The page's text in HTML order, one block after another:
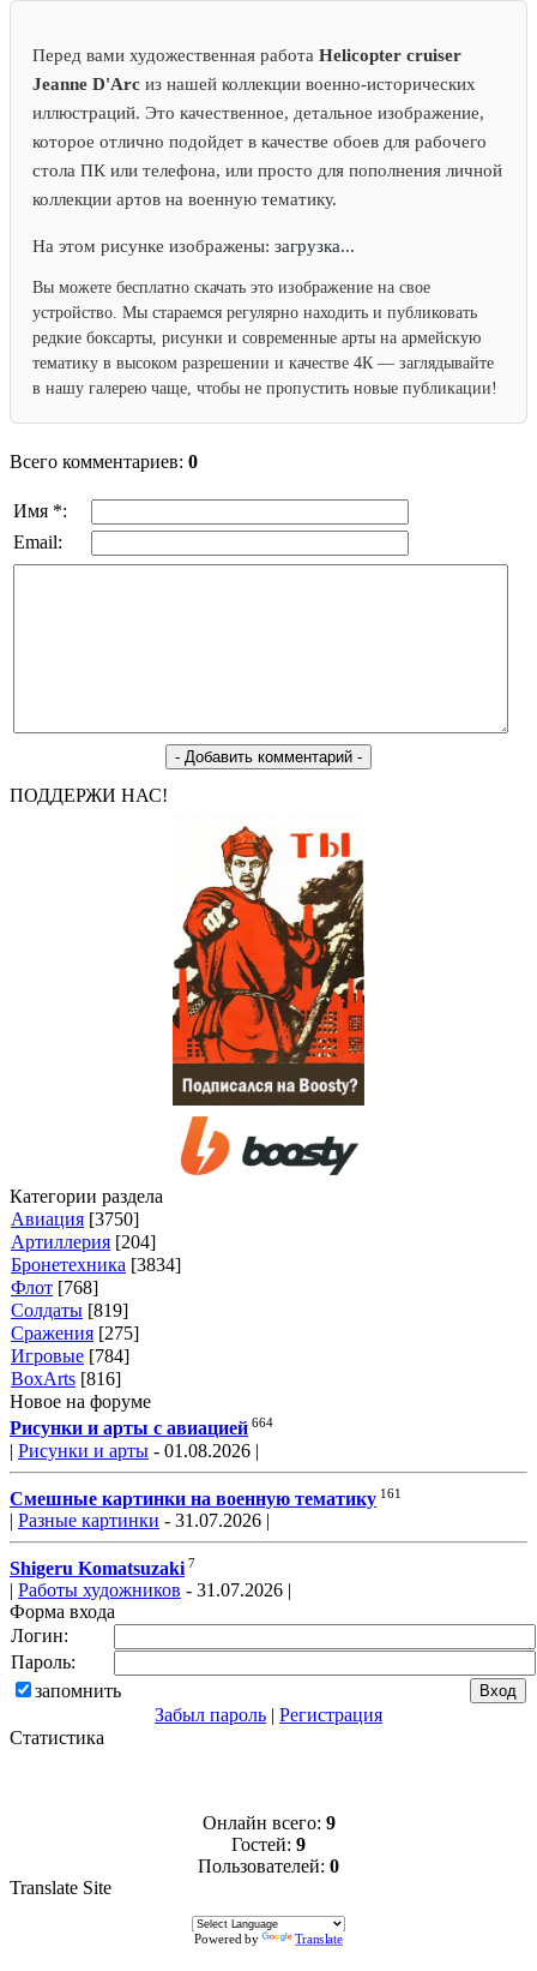
Перед вами художественная работа Helicopter cruiser
Jeanne D'Arc из нашей коллекции военно-исторических
иллюстраций. Это качественное, детальное изображение,
которое отлично подойдет в качестве обоев для рабочего
стола ПК или телефона, или просто для пополнения личной
коллекции артов на военную тематику.
На этом рисунке изображены: загрузка...
Вы можете бесплатно скачать это изображение на свое
устройство. Мы стараемся регулярно находить и публиковать
редкие боксарты, рисунки и современные арты на армейскую
тематику в высоком разрешении и качестве 4К — заглядывайте
в нашу галерею чаще, чтобы не пропустить новые публикации!
Всего комментариев: 0
Имя *:
Email:
ПОДДЕРЖИ НАС!
Категории раздела
Авиация [3750]
Артиллерия [204]
Бронетехника [3834]
Флот [768]
Солдаты [819]
Сражения [275]
Игровые [784]
BoxArts [816]
Новое на форуме
Рисунки и арты с авиацией 664
| Рисунки и арты - 01.08.2026 |
Смешные картинки на военную тематику 161
| Разные картинки - 31.07.2026 |
Shigeru Komatsuzaki 7
| Работы художников - 31.07.2026 |
Форма входа
Логин:
Пароль:
запомнить
Забыл пароль | Регистрация
Статистика
Онлайн всего: 9
Гостей: 9
Пользователей: 0
Translate Site
Powered by Translate